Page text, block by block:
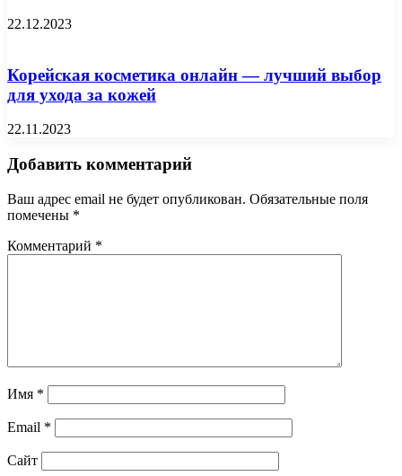
22.12.2023
Корейская косметика онлайн — лучший выбор
для ухода за кожей
22.11.2023
Добавить комментарий
Ваш адрес email не будет опубликован. Обязательные поля
помечены *
Комментарий *
Имя *
Email *
Сайт